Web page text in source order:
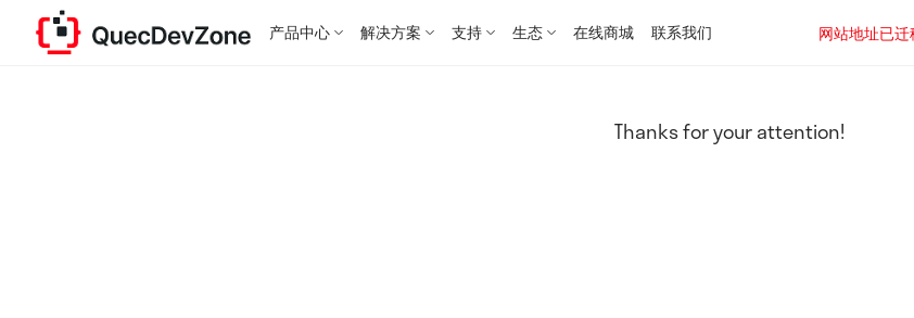
产品中心 解决方案 支持 生态 在线商城 联系我们
网站地址已
Thanks for your attention!